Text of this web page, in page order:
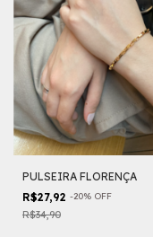
PULSEIRA FLORENÇA
R$27,92 -20% OFF
R$34,90